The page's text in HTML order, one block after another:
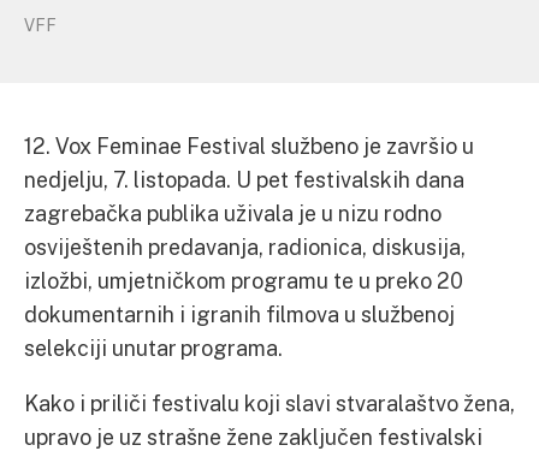
VFF
12. Vox Feminae Festival službeno je završio u
nedjelju, 7. listopada. U pet festivalskih dana
zagrebačka publika uživala je u nizu rodno
osviještenih predavanja, radionica, diskusija,
izložbi, umjetničkom programu te u preko 20
dokumentarnih i igranih filmova u službenoj
selekciji unutar programa.
Kako i priliči festivalu koji slavi stvaralaštvo žena,
upravo je uz strašne žene zaključen festivalski